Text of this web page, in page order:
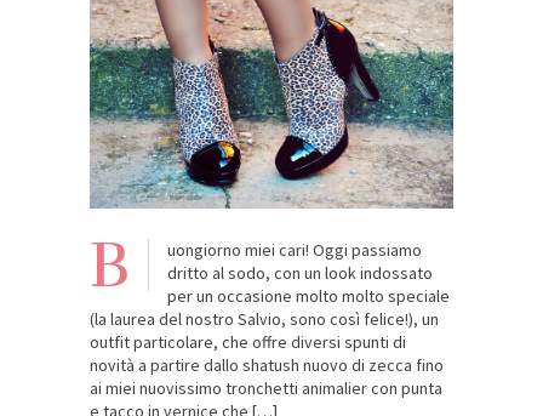
B
uongiorno miei cari! Oggi passiamo
dritto al sodo, con un look indossato
per un occasione molto molto speciale
(la laurea del nostro Salvio, sono così felice!), un
outfit particolare, che offre diversi spunti di
novità a partire dallo shatush nuovo di zecca fino
ai miei nuovissimo tronchetti animalier con punta
e tacco in vernice che […]